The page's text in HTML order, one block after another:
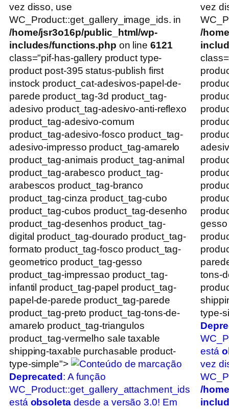
vez disso, use
WC_Product::get_gallery_image_ids. in
/home/jsr3o16p/public_html/wp-
includes/functions.php on line 6121
class="pif-has-gallery product type-
product post-395 status-publish first
instock product_cat-adesivos-papel-de-
parede product_tag-3d product_tag-
adesivo product_tag-adesivo-anti-reflexo
product_tag-adesivo-comum
product_tag-adesivo-fosco product_tag-
adesivo-impresso product_tag-amarelo
product_tag-animais product_tag-animal
product_tag-arabesco product_tag-
arabescos product_tag-branco
product_tag-cinza product_tag-cubo
product_tag-cubos product_tag-desenho
product_tag-desenhos product_tag-
digital product_tag-dourado product_tag-
formato product_tag-fosco product_tag-
geometrico product_tag-gesso
product_tag-impressao product_tag-
infantil product_tag-papel product_tag-
papel-de-parede product_tag-parede
product_tag-preto product_tag-tons-de-
amarelo product_tag-triangulos
product_tag-vermelho sale taxable
shipping-taxable purchasable product-
type-simple">
Deprecated : A função
WC_Product::get_gallery_attachment_ids
está obsoletadesde a versão 3.0! Em
vez
/
tons-
type-
está
vez
/